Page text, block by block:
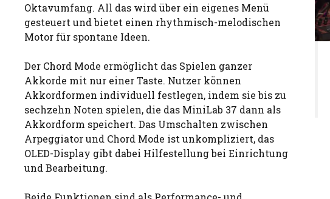
Oktavumfang. All das wird über ein eigenes Menü
gesteuert und bietet einen rhythmisch-melodischen
Motor für spontane Ideen.
Der Chord Mode ermöglicht das Spielen ganzer
Akkorde mit nur einer Taste. Nutzer können
Akkordformen individuell festlegen, indem sie bis zu
sechzehn Noten spielen, die das MiniLab 37 dann als
Akkordform speichert. Das Umschalten zwischen
Arpeggiator und Chord Mode ist unkompliziert, das
OLED-Display gibt dabei Hilfestellung bei Einrichtung
und Bearbeitung.